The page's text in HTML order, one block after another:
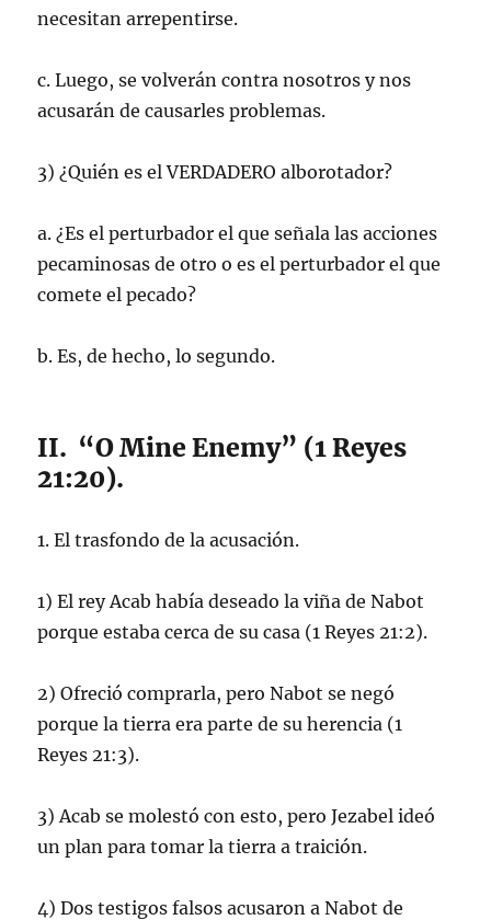
necesitan arrepentirse.
c. Luego, se volverán contra nosotros y nos
acusarán de causarles problemas.
3) ¿Quién es el VERDADERO alborotador?
a. ¿Es el perturbador el que señala las acciones
pecaminosas de otro o es el perturbador el que
comete el pecado?
b. Es, de hecho, lo segundo.
II. “O Mine Enemy” (1 Reyes
21:20).
1. El trasfondo de la acusación.
1) El rey Acab había deseado la viña de Nabot
porque estaba cerca de su casa (1 Reyes 21:2).
2) Ofreció comprarla, pero Nabot se negó
porque la tierra era parte de su herencia (1
Reyes 21:3).
3) Acab se molestó con esto, pero Jezabel ideó
un plan para tomar la tierra a traición.
4) Dos testigos falsos acusaron a Nabot de